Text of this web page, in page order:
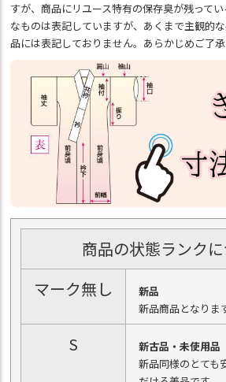
すが、商品にリユース特有の保存臭が残って
なものは表記していますが、あくまで主観的
品には表記しておりません。あらかじめご了承
商品の状態ランク
マーク無し
新品
新品商品となりま
S
新古品・未使用品
新品同様のとても